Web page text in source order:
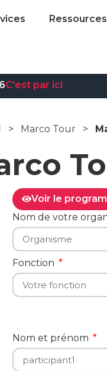
Ressources
C'est par ici
> Marco Tour >
Voir le
Nom de votre
Fonction
Nom et prénom